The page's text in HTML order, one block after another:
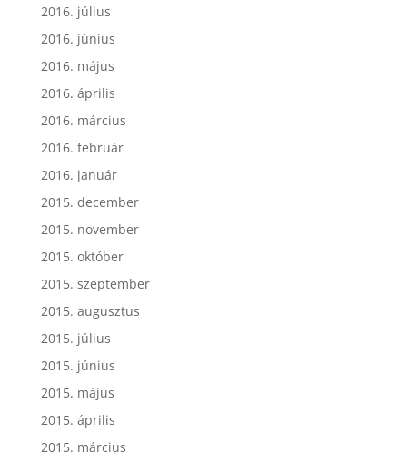
2016. július
2016. június
2016. május
2016. április
2016. március
2016. február
2016. január
2015. december
2015. november
2015. október
2015. szeptember
2015. augusztus
2015. július
2015. június
2015. május
2015. április
2015. március